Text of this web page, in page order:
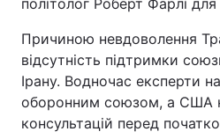
політолог Роберт Фарлі для
Причиною невдоволення
відсутність підтримки
Ірану. Водночас експерти
оборонним союзом, а США
консультацій перед